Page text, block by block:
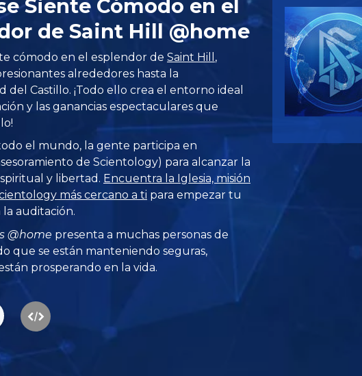
Siente Cómodo en el
de Saint Hill @home
cómodo en el esplendor deSaint Hill ,
alrededores hasta la
del Castillo. ¡Todo ello crea el entorno ideal
y las ganancias espectaculares que
el mundo, la gente participa en
de Scientology) para alcanzar la
y libertad. Encuentra la Iglesia, misión
más cercano a ti para empezar tu
auditación.
@home presenta a muchas personas de
que se están manteniendo seguras,
prosperando en la vida.